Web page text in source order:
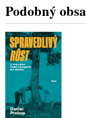
Podobný